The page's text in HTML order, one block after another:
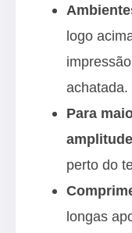
logo
achatada.
Para
perto do
longas